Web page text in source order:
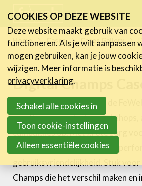
links
Jump
to
navigation
to
main
content
FR NL
Home Cases Cases Gallery
Digital Champs
Elke dag opnieuw leveren de
pareltjes van websites, webshops,
campagnes op. Met grote zorg
deontologie, maar ook voor
gebruiksvriendelijkheid. Stuk
Champs die het verschil maken en
Nieuws
Activiteiten
Expertise
Toolbox
COOKIES OP DEZE WEBSITE
Deze website maakt gebruik van
functioneren. Als je wilt aanpassen
mogen gebruiken, kan je jouw
wijzigen. Meer informatie is
privacyverklaring.
Schakel alle cookies in
Toon cookie-instellingen
Alleen essentiële cookies